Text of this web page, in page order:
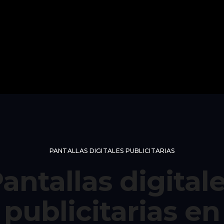
PANTALLAS DIGITALES PUBLICITARIAS
publicitarias en